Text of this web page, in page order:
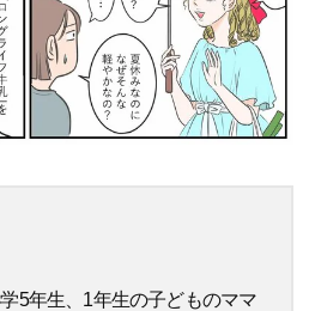
5年生、1年生の子どものママ